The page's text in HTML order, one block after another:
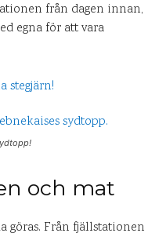
från dagen innan,
egna för att vara
och mat
göras. Från fjällstationen